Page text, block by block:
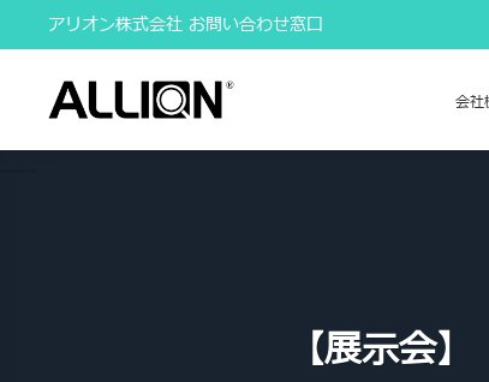
to
content
アリオン株式会社 お問い合わせ窓口
会社
【展示会